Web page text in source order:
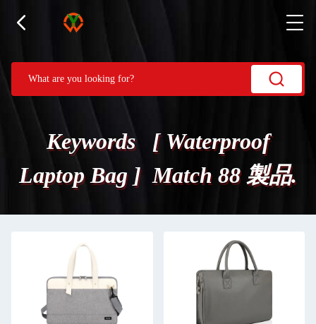
Keywords [ Waterproof
Laptop Bag ] Match 88 製品.